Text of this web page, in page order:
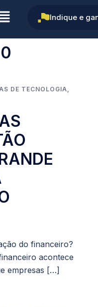
Indique e
DE TECNOLOGIA,
do financeiro?
acontece
empresas […]